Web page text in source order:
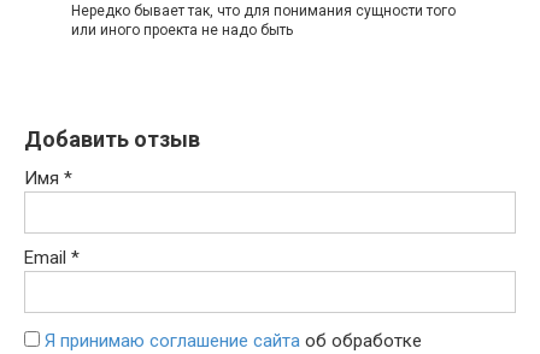
Нередко бывает так, что для понимания сущности того
или иного проекта не надо быть
Добавить отзыв
Имя *
Email *
Я принимаю соглашение сайта об обработке